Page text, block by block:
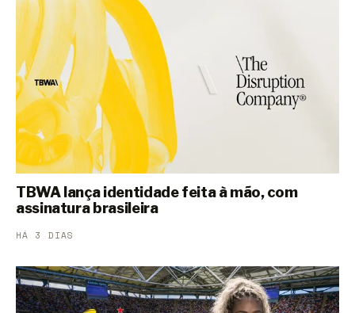
TBWA lança identidade feita à mão, com
assinatura brasileira
HÁ 3 DIAS